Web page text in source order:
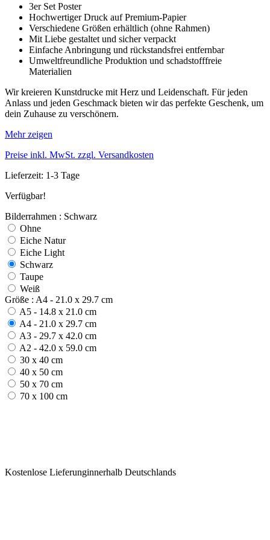
3er Set Poster
Hochwertiger Druck auf Premium-Papier
Verschiedene Größen erhältlich (ohne Rahmen)
Mit Liebe gestaltet und sicher verpackt
Einfache Anbringung und rückstandsfrei entfernbar
Umweltfreundliche Produktion und schadstofffreie
Materialien
Wir kreieren Kunstdrucke mit Herz und Leidenschaft. Für jeden
Anlass und jeden Geschmack bieten wir das perfekte Geschenk, um
dein Zuhause zu verschönern.
Mehr zeigen
Preise inkl. MwSt. zzgl. Versandkosten
Lieferzeit: 1-3 Tage
Verfügbar!
Bilderrahmen : Schwarz
Ohne
Eiche Natur
Eiche Light
Schwarz
Taupe
Weiß
Größe : A4 - 21.0 x 29.7 cm
A5 - 14.8 x 21.0 cm
A4 - 21.0 x 29.7 cm
A3 - 29.7 x 42.0 cm
A2 - 42.0 x 59.0 cm
30 x 40 cm
40 x 50 cm
50 x 70 cm
70 x 100 cm
Kostenlose Lieferunginnerhalb Deutschlands